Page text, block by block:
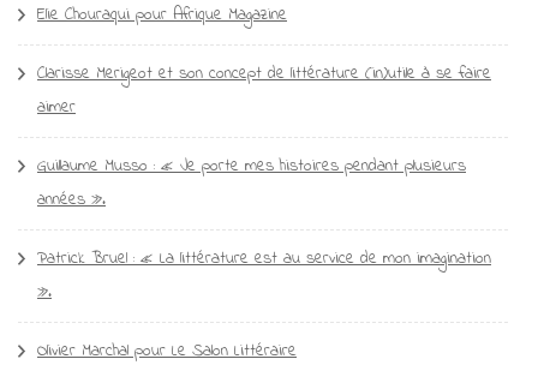
Elie Chouraqui pour Afrique Magazine
Clarisse Merigeot et son concept de littérature (in)utile à se faire
aimer
Guillaume Musso : « Je porte mes histoires pendant plusieurs
années ».
Patrick Bruel : « La littérature est au service de mon imagination
».
Olivier Marchal pour Le Salon Littéraire